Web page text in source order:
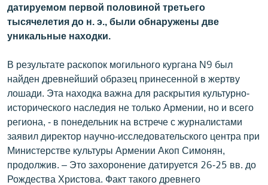
ԲԱՆԱՎԵՃ
ՁԳՏԵԼՈՎ ԼԱՎԱԳՈՒՅՆԻՆ
ՓՈԴՔԱՍԹ
Հայերեն
English
Русский
ՀԵՏԵՎԵՔ ՄԵԶ
датируемом первой половиной третьего
тысячелетия до н. э., были обнаружены две
уникальные находки.
В результате раскопок могильного кургана N9 был
найден древнейший образец принесенной в жертву
лошади. Эта находка важна для раскрытия культурно-
исторического наследия не только Армении, но и всего
региона, - в понедельник на встрече с журналистами
заявил директор научно-исследовательского центра при
Министерстве культуры Армении Акоп Симонян,
продолжив. – Это захоронение датируется 26-25 вв. до
Рождества Христова. Факт такого древнего